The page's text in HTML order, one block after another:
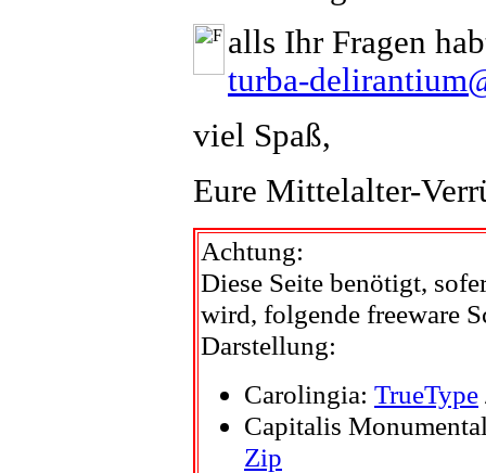
alls Ihr Fragen
turba-
viel Spaß,
Eure Mittelalter-
Achtung:
Diese Seite benötigt,
wird, folgende freeware
Darstellung:
Carolingia: TrueType
Capitalis
Zip